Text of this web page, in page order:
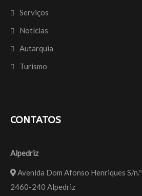
Serviços
Notícias
Autarquia
Turismo
CONTATOS
Alpedriz
Avenida Dom Afonso Henriques S/n.º
2460-240 Alpedriz